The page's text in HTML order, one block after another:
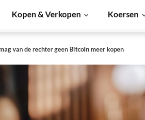
Kopen & Verkopen Koersen
van de rechter geen Bitcoin meer kopen